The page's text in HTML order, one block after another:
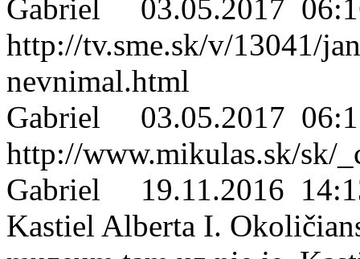
Gabriel 03.05.2017
http://tv.sme.sk/v/13041/
nevnimal.html
Gabriel 03.05.2017
http://www.mikulas.sk/sk/
Gabriel 19.11.2016
Kastiel Alberta I.